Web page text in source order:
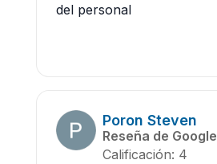
del personal
Poron Steven
Reseña de Google
Calificación: 4